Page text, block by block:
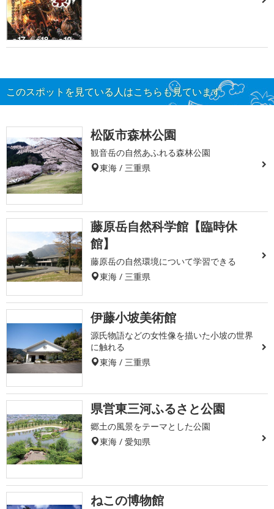
このスポットを見ている人はこちらも見ています
松阪市森林公園
観音岳の自然あふれる森林公園
東海 / 三重県
藤原岳自然科学館【臨時休
館】
藤原岳の自然環境について学習できる
東海 / 三重県
伊藤小坡美術館
源氏物語などの女性像を描いた小坡の世界
に触れる
東海 / 三重県
県営東三河ふるさと公園
郷土の風景をテーマとした公園
東海 / 愛知県
ねこの博物館